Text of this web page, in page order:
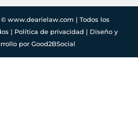
© www.dearielaw.com | Todos los
| Política de privacidad | Diseño y
por Good2BSocial